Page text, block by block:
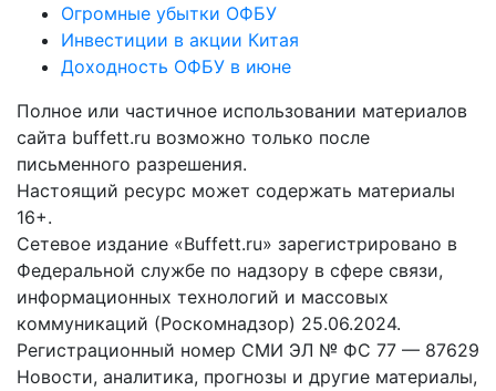
Огромные убытки ОФБУ
Инвестиции в акции Китая
Доходность ОФБУ в июне
Полное или частичное использовании материалов
сайта buffett.ru возможно только после
письменного разрешения.
Настоящий ресурс может содержать материалы
16+.
Сетевое издание «Buffett.ru» зарегистрировано в
Федеральной службе по надзору в сфере связи,
информационных технологий и массовых
коммуникаций (Роскомнадзор) 25.06.2024.
Регистрационный номер СМИ ЭЛ № ФС 77 — 87629
Новости, аналитика, прогнозы и другие материалы,